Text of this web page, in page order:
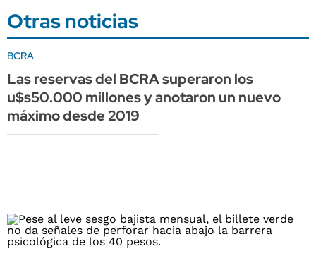
Otras noticias
BCRA
Las reservas del BCRA superaron los
u$s50.000 millones y anotaron un nuevo
máximo desde 2019